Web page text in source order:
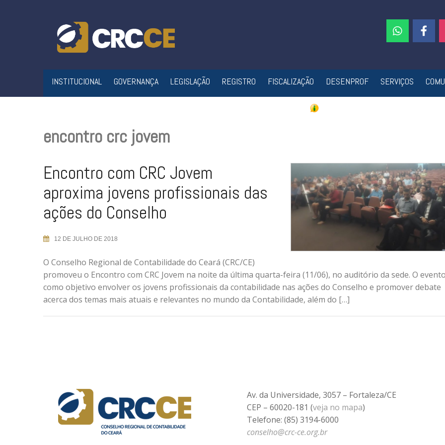
INSTITUCIONAL GOVERNANÇA LEGISLAÇÃO REGISTRO FISCALIZAÇÃO DESENPROF SERVIÇOS
encontro crc jovem
Encontro com CRC Jovem
aproxima jovens profissionais das
ações do Conselho
12 DE JULHO DE 2018
O Conselho Regional de Contabilidade do Ceará (CRC/CE)
promoveu o Encontro com CRC Jovem na noite da última quarta-feira (11/06), no auditório da sede. O
como objetivo envolver os jovens profissionais da contabilidade nas ações do Conselho e promover debate
acerca dos temas mais atuais e relevantes no mundo da Contabilidade, além do […]
Av. da Universidade, 3057 – Fortaleza/CE
CEP – 60020-181 (veja no mapa)
Telefone: (85) 3194-6000
conselho@crc-ce.org.br